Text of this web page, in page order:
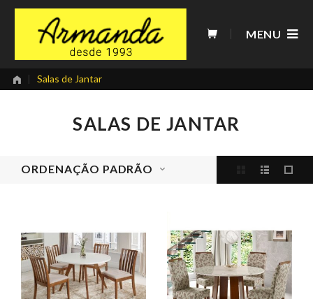
Skip
content
MENU
| Salas de Jantar
SALAS DE JANTAR
ORDENAÇÃO PADRÃO